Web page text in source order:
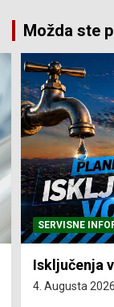
Možda ste
SERVISNE
Isključenja
4. Augusta 2026.